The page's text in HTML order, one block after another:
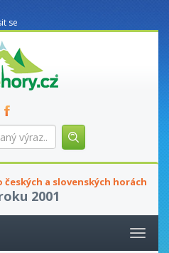
se
Zadejte
hledaný
českých a slovenských horách
2001